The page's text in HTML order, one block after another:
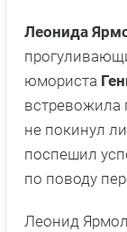
Леонида
юмориста
встревожила
не покинул
поспешил
по поводу
Леонид